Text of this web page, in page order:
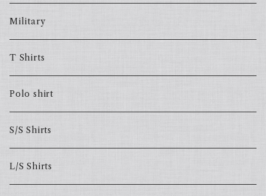
Military
T Shirts
Polo shirt
S/S Shirts
L/S Shirts